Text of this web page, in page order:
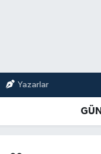
Yazarlar